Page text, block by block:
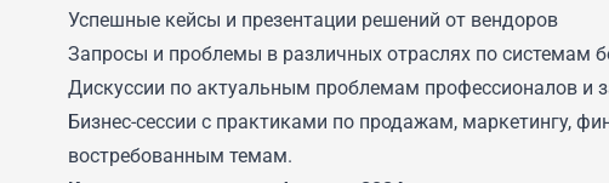
Успешные кейсы и презентации решений от вендоров
Запросы и проблемы в различных отраслях по системам
Дискуссии по актуальным проблемам профессионалов и
Бизнес-сессии с практиками по продажам, маркетингу,
востребованным темам.